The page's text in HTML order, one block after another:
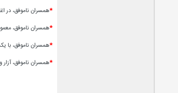
*همسران ناموفق، در
*همسران ناموفق،
*همسران ناموفق، با
*همسران ناموفق،